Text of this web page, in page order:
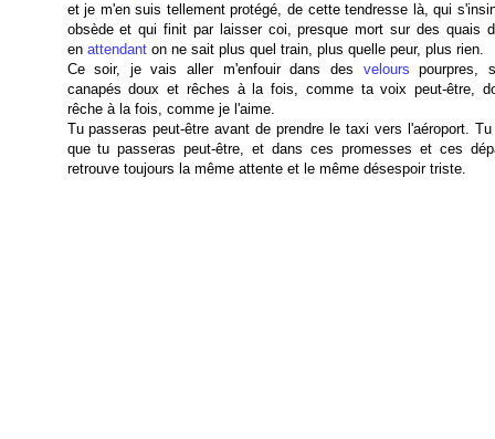
et je m'en suis tellement protégé, de cette tendresse là, qui
obsède et qui finit par laisser coi, presque mort sur des quais
en attendanton ne sait plus quel train, plus quelle peur, plus rien.
Ce soir, je vais aller m'enfouir dans des velours pourpres,
canapés doux et rêches à la fois, comme ta voix peut-être,
rêche à la fois, comme je l'aime.
Tu passeras peut-être avant de prendre le taxi vers l'aéroport.
que tu passeras peut-être, et dans ces promesses et ces
retrouve toujours la même attente et le même désespoir triste.